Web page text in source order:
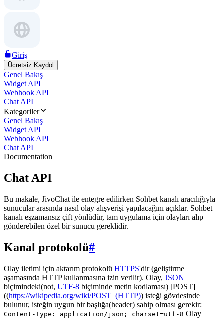
Giriş
Ücretsiz Kaydol
Genel Bakış
Widget API
Webhook API
Chat API
Kategoriler
Genel Bakış
Widget API
Webhook API
Chat API
Documentation
Chat API
Bu makale, JivoChat ile entegre edilirken Sohbet kanalı aracılığıyla
sunucular arasında nasıl olay alışverişi yapılacağını açıklar. Sohbet
kanalı eşzamansız çift yönlüdür, tam uygulama için olayları alıp
gönderebilen özel bir sunucu gereklidir.
Kanal protokolü#
Olay iletimi için aktarım protokolü HTTPS'dir (geliştirme
aşamasında HTTP kullanmasına izin verilir). Olay, JSON
biçimindeki(not, UTF-8 biçiminde metin kodlaması) [POST]
((https://wikipedia.org/wiki/POST_(HTTP)) isteği gövdesinde
bulunur, isteğin uygun bir başlığa(header) sahip olması gerekir:
Content-Type: application/json; charset=utf-8 Olay